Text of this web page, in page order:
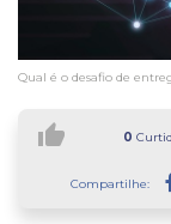
Qual é o desafio de
thumb_up 0
Compartilhe: